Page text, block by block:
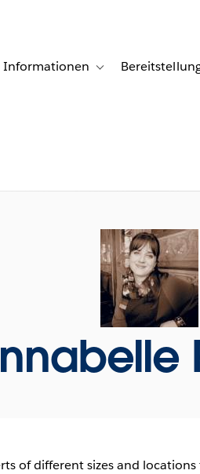
for Lösungen
Informationen Toggle sub-
of different sizes and